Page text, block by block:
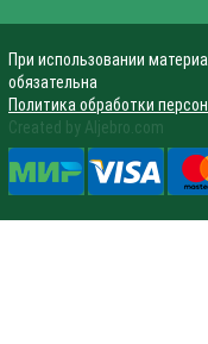
При использовании
обязательна
Политика обработки
Created by Aljebro.com